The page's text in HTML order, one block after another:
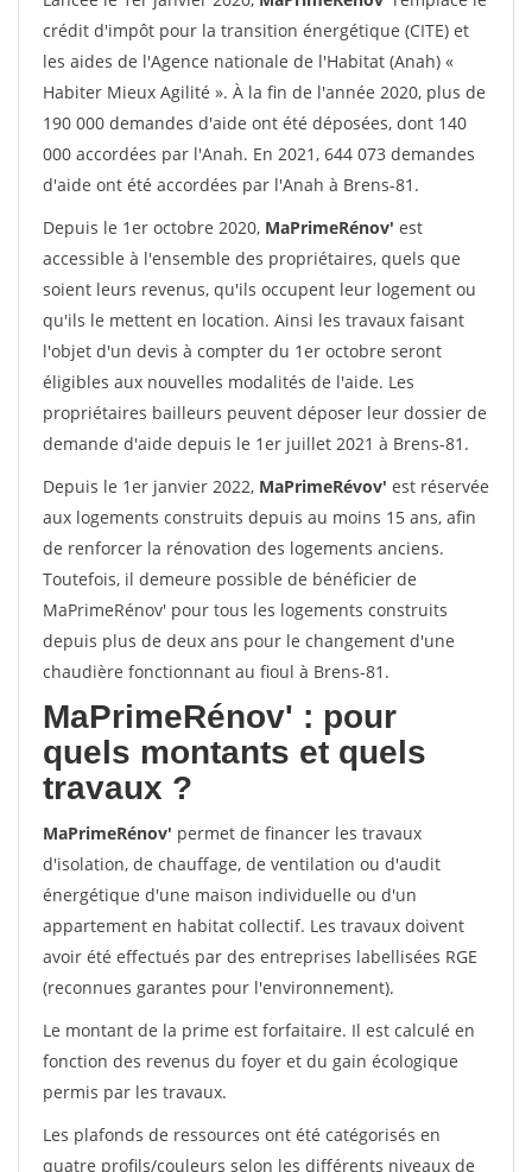
crédit d'impôt pour la transition énergétique (CITE) et
les aides de l'Agence nationale de l'Habitat (Anah) «
Habiter Mieux Agilité ». À la fin de l'année 2020, plus de
190 000 demandes d'aide ont été déposées, dont 140
000 accordées par l'Anah. En 2021, 644 073 demandes
d'aide ont été accordées par l'Anah à Brens-81.
Depuis le 1er octobre 2020, MaPrimeRénov' est
accessible à l'ensemble des propriétaires, quels que
soient leurs revenus, qu'ils occupent leur logement ou
qu'ils le mettent en location. Ainsi les travaux faisant
l'objet d'un devis à compter du 1er octobre seront
éligibles aux nouvelles modalités de l'aide. Les
propriétaires bailleurs peuvent déposer leur dossier de
demande d'aide depuis le 1er juillet 2021 à Brens-81.
Depuis le 1er janvier 2022, MaPrimeRévov' est réservée
aux logements construits depuis au moins 15 ans, afin
de renforcer la rénovation des logements anciens.
Toutefois, il demeure possible de bénéficier de
MaPrimeRénov' pour tous les logements construits
depuis plus de deux ans pour le changement d'une
chaudière fonctionnant au fioul à Brens-81.
MaPrimeRénov' : pour
quels montants et quels
travaux ?
MaPrimeRénov' permet de financer les travaux
d'isolation, de chauffage, de ventilation ou d'audit
énergétique d'une maison individuelle ou d'un
appartement en habitat collectif. Les travaux doivent
avoir été effectués par des entreprises labellisées RGE
(reconnues garantes pour l'environnement).
Le montant de la prime est forfaitaire. Il est calculé en
fonction des revenus du foyer et du gain écologique
permis par les travaux.
Les plafonds de ressources ont été catégorisés en
quatre profils/couleurs selon les différents niveaux de